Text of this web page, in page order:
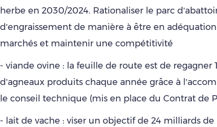
herbe en 2030/2024. Rationaliser le parc
d’engraissement de manière à être en
marchés et maintenir une compétitivité
- viande ovine : la feuille de route est de regagner
d’agneaux produits chaque année grâce à
le conseil technique (mis en place du Contrat de
- lait de vache : viser un objectif de 24 milliards de